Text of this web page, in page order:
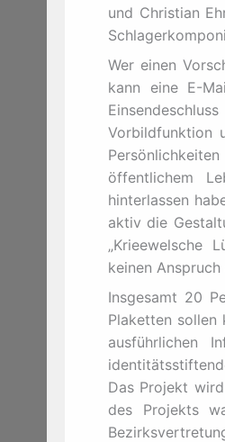
und Christian
Wer einen
kann eine E-
Vorbildfunktion
öffentlichem
hinterlassen
aktiv die
„Krieewelsche
keinen
Insgesamt 20
Plaketten sollen
ausführlichen
Das Projekt
des Projekts